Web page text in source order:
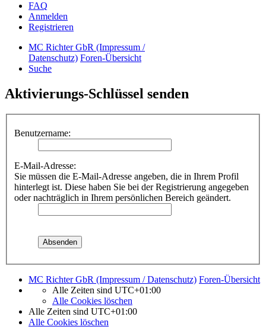
FAQ
Anmelden
Registrieren
MC Richter GbR (Impressum /
Datenschutz) Foren-Übersicht
Suche
Aktivierungs-Schlüssel senden
Benutzername:
E-Mail-Adresse:
Sie müssen die E-Mail-Adresse angeben, die in Ihrem Profil
hinterlegt ist. Diese haben Sie bei der Registrierung angegeben
oder nachträglich in Ihrem persönlichen Bereich geändert.
MC Richter GbR (Impressum / Datenschutz) Foren-Übersicht
Alle Zeiten sind UTC+01:00
Alle Cookies löschen
Alle Zeiten sind UTC+01:00
Alle Cookies löschen